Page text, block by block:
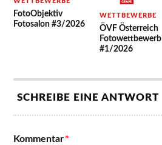
FotoObjektiv
Fotosalon #3/2026
WETTBEWERBE
ÖVF Österreich
Fotowettbewerb
#1/2026
SCHREIBE EINE ANTWORT
Kommentar*